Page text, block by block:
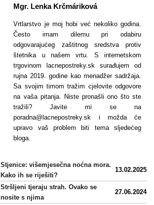
Mgr. Lenka Krčmáriková
Vrtlarstvo je moj hobi već nekoliko godina.
Često imam dilemu pri odabiru
odgovarajućeg zaštitnog sredstva protiv
štetnika u našem vrtu. S internetskom
trgovinom lacnepostreky.sk surađujem od
rujna 2019. godine kao menadžer sadržaja.
Sa svojim timom tražim cjelovite odgovore
na vaša pitanja. Niste pronašli ono što ste
tražili? Javite mi se na
poradna@lacnepostreky.sk i možda će
upravo vaš problem biti tema sljedećeg
bloga.
Stjenice: višemjesečna noćna mora.
Kako ih se riješiti?
13.02.2025
Stršljeni tjeraju strah. Ovako se
nosite s njima
27.06.2024